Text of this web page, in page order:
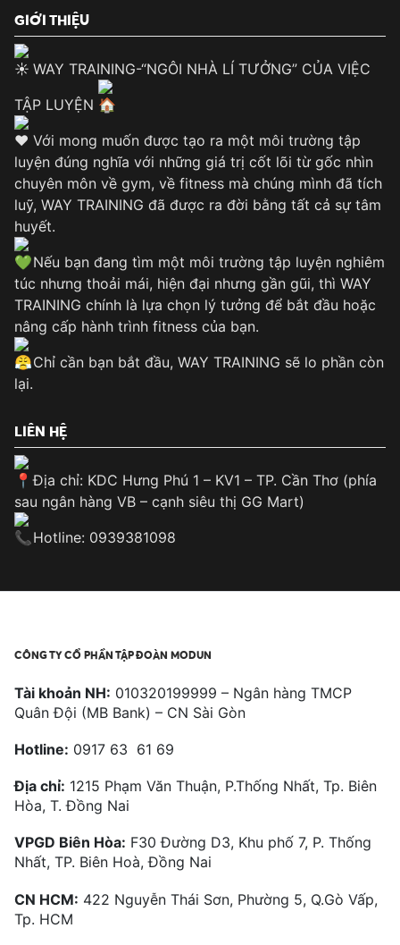
GIỚI THIỆU
WAY TRAINING-“NGÔI NHÀ LÍ TƯỞNG” CỦA VIỆC
TẬP LUYỆN
Với mong muốn được tạo ra một môi trường tập
luyện đúng nghĩa với những giá trị cốt lõi từ gốc nhìn
chuyên môn về gym, về fitness mà chúng mình đã tích
luỹ, WAY TRAINING đã được ra đời bằng tất cả sự tâm
huyết.
Nếu bạn đang tìm một môi trường tập luyện nghiêm
túc nhưng thoải mái, hiện đại nhưng gần gũi, thì WAY
TRAINING chính là lựa chọn lý tưởng để bắt đầu hoặc
nâng cấp hành trình fitness của bạn.
Chỉ cần bạn bắt đầu, WAY TRAINING sẽ lo phần còn
lại.
LIÊN HỆ
Địa chỉ: KDC Hưng Phú 1 – KV1 – TP. Cần Thơ (phía
sau ngân hàng VB – cạnh siêu thị GG Mart)
Hotline: 0939381098
CÔNG TY CỔ PHẦN TẬP ĐOÀN MODUN
Tài khoản NH: 010320199999 – Ngân hàng TMCP
Quân Đội (MB Bank) – CN Sài Gòn
Hotline: 0917 63 61 69
Địa chỉ: 1215 Phạm Văn Thuận, P.Thống Nhất, Tp. Biên
Hòa, T. Đồng Nai
VPGD Biên Hòa: F30 Đường D3, Khu phố 7, P. Thống
Nhất, TP. Biên Hoà, Đồng Nai
CN HCM: 422 Nguyễn Thái Sơn, Phường 5, Q.Gò Vấp,
Tp. HCM